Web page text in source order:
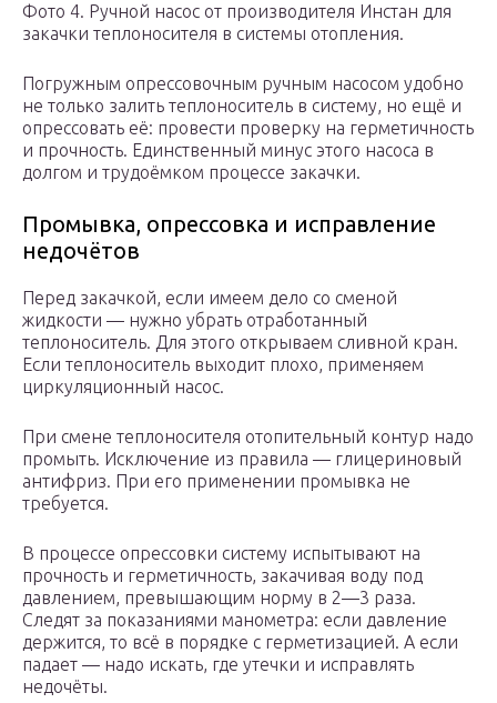
Фото 4. Ручной насос от производителя Инстан для
закачки теплоносителя в системы отопления.
Погружным опрессовочным ручным насосом удобно
не только залить теплоноситель в систему, но ещё и
опрессовать её: провести проверку на герметичность
и прочность. Единственный минус этого насоса в
долгом и трудоёмком процессе закачки.
Промывка, опрессовка и исправление
недочётов
Перед закачкой, если имеем дело со сменой
жидкости — нужно убрать отработанный
теплоноситель. Для этого открываем сливной кран.
Если теплоноситель выходит плохо, применяем
циркуляционный насос.
При смене теплоносителя отопительный контур надо
промыть. Исключение из правила — глицериновый
антифриз. При его применении промывка не
требуется.
В процессе опрессовки систему испытывают на
прочность и герметичность, закачивая воду под
давлением, превышающим норму в 2—3 раза.
Следят за показаниями манометра: если давление
держится, то всё в порядке с герметизацией. А если
падает — надо искать, где утечки и исправлять
недочёты.